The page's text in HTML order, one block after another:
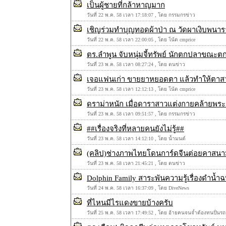
เป็นผู้ชายที่กล้าหาญมาก
วันที่ 22 พ.ค. 58 เวลา 17:18:07 , โดย กรรมกรข่าว
เชิญร่วมทำบุญทอดผ้าป่า ณ วัดผาเงิบพนา
วันที่ 22 พ.ค. 58 เวลา 22:00:05 , โดย โน้ต cmprice
ตร.ลำพูน จับหนุ่มจี้ทรัพย์ นักตกปลาขณะต
วันที่ 23 พ.ค. 58 เวลา 08:27:24 , โดย ตนข่าว
เจอแฟนเก่า ขายยาหยอดตา แล้วทำให้ตาส
วันที่ 23 พ.ค. 58 เวลา 12:12:13 , โดย โน้ต cmprice
ดราม่าหนัก เมื่อดาราสาวแต่งกายคล้ายพร
วันที่ 23 พ.ค. 58 เวลา 09:51:57 , โดย กรรมกรข่าว
#‪#‎เรื่องจริงที่หลายคนยังไม่รู้‬##
วันที่ 23 พ.ค. 58 เวลา 14:12:10 , โดย น้ำมนต์
(คลิป)ช่างภาพไทยโดนการ์ดจีนต่อยคาสน
วันที่ 23 พ.ค. 58 เวลา 21:45:21 , โดย ตนข่าว
Dolphin Family สาระพันความรู้เรื่องดำน้
วันที่ 24 พ.ค. 58 เวลา 16:37:09 , โดย DiveNews
ที่ไหนมีไรแดงขายบ้างครับ
วันที่ 25 พ.ค. 58 เวลา 17:49:52 , โดย อ้ายคนจนจ๋ำต้องทนปั่นร